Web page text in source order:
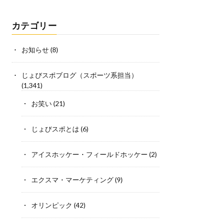
カテゴリー
お知らせ(8)
じょびスポブログ（スポーツ系担当）
(1,341)
お笑い(21)
じょびスポとは (6)
アイスホッケー・フィールドホッケー (2)
エクスマ・マーケティング(9)
オリンピック (42)